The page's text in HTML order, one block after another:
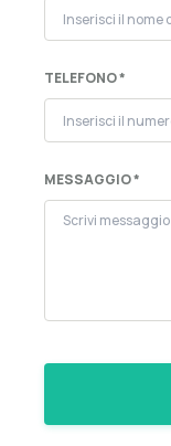
TELEFONO *
MESSAGGIO *